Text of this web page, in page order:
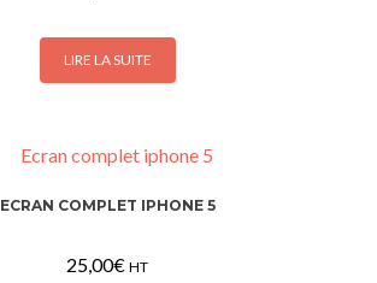
LIRE LA SUITE
ECRAN COMPLET IPHONE 5
25,00€ HT